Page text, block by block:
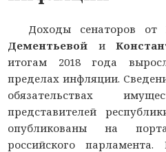
Доходы сенаторов
Дементьевой и
итогам 2018 года
пределах инфляции.
обязательствах
представителей
опубликованы на
российского